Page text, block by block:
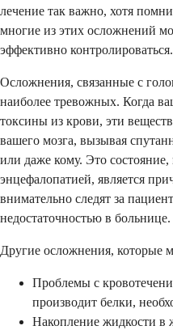
лечение так важно, хотя
многие из этих осложнений
эффективно контролироваться.
Осложнения, связанные с
наиболее тревожных. Когда
токсины из крови, эти
вашего мозга, вызывая
или даже кому. Это
энцефалопатией, является
внимательно следят за
недостаточностью в больнице.
Другие осложнения, которые
Проблемы с
производит белки,
Накопление жидкости в